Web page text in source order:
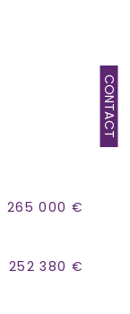
CONTACT
265 000 €
252 380 €